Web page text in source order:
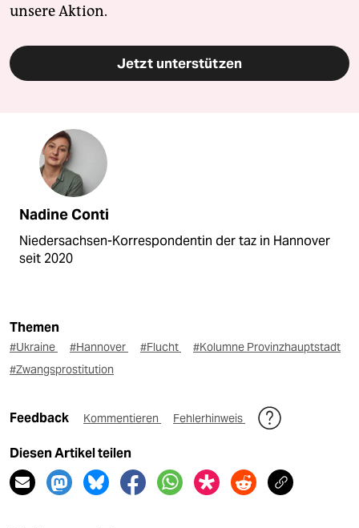
unsere Aktion.
Jetzt unterstützen
Nadine Conti
Niedersachsen-Korrespondentin der taz in Hannover
seit 2020
Themen
#Ukraine #Hannover #Flucht
#Kolumne Provinzhauptstadt
#Zwangsprostitution
Feedback Kommentieren Fehlerhinweis
Diesen Artikel teilen